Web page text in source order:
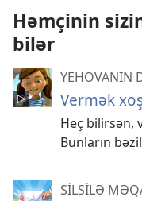
Həmçinin
bilər
YEHOVANIN
Vermək
Heç bilirsən,
Bunların
SİLSİLƏ